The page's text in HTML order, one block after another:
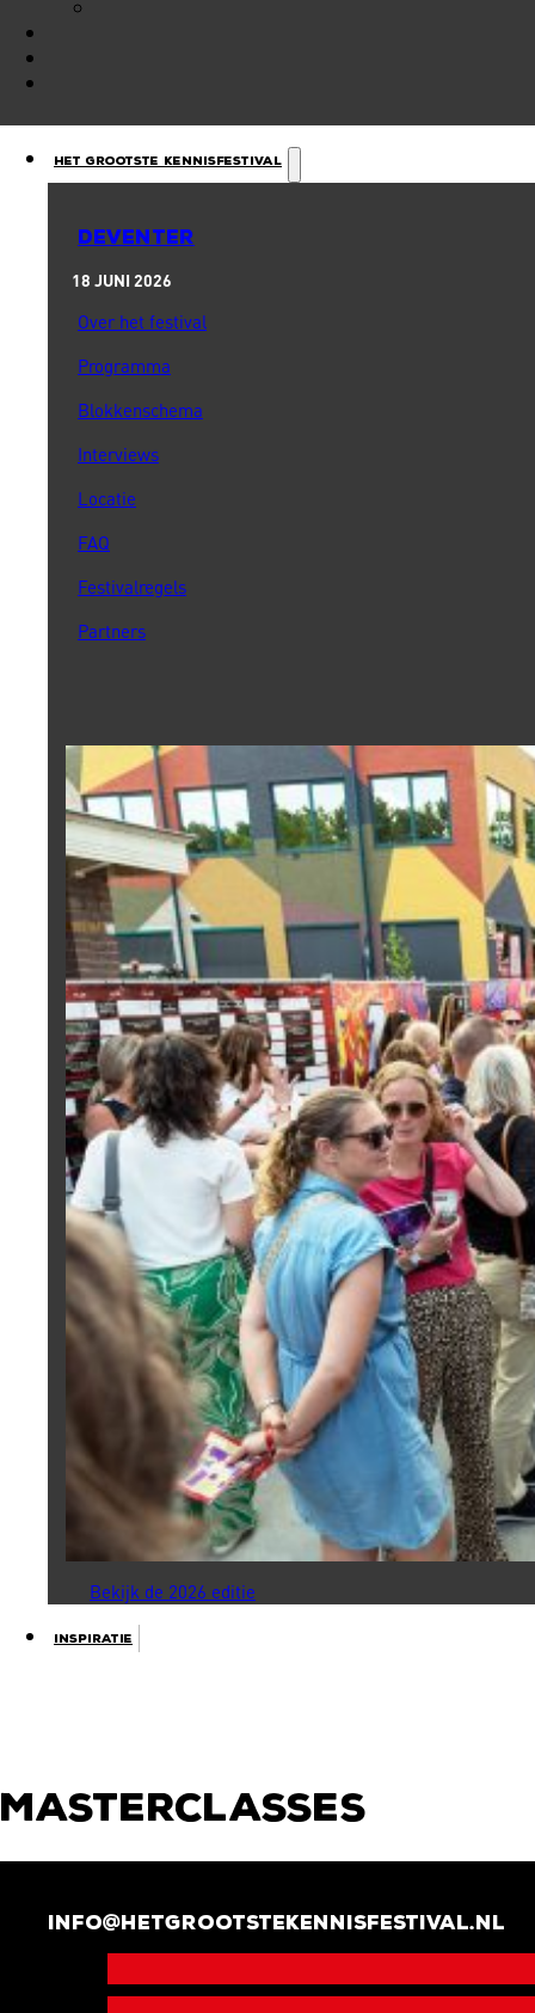
Het Grootste Kennisfestival
DEVENTER
18 JUNI 2026
Over het festival
Programma
Blokkenschema
Interviews
Locatie
FAQ
Festivalregels
Partners
Bekijk de 2026 editie
Inspiratie
Masterclasses
info@hetgrootstekennisfestival.nl